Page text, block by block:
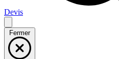
Devis
Fermer